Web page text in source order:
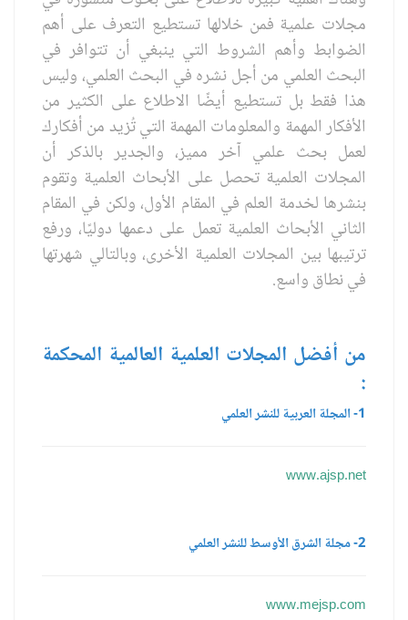
مجلات علمية فمن خلالها تستطيع التعرف على أهم
الضوابط وأهم الشروط التي ينبغي أن تتوافر في
البحث العلمي من أجل نشره في البحث العلمي، وليس
هذا فقط بل تستطيع أيضًا الاطلاع على الكثير من
الأفكار المهمة والمعلومات المهمة التي تُزيد من أفكارك
لعمل بحث علمي آخر مميز، والجدير بالذكر أن
المجلات العلمية تحصل على الأبحاث العلمية وتقوم
بنشرها لخدمة العلم في المقام الأول، ولكن في المقام
الثاني الأبحاث العلمية تعمل على دعمها دوليًا، ورفع
ترتيبها بين المجلات العلمية الأخرى، وبالتالي شهرتها
في نطاق واسع.
من أفضل المجلات العلمية العالمية المحكمة
:
1- المجلة العربية للنشر العلمي
www.ajsp.net
2- مجلة الشرق الأوسط للنشر العلمي
www.mejsp.com